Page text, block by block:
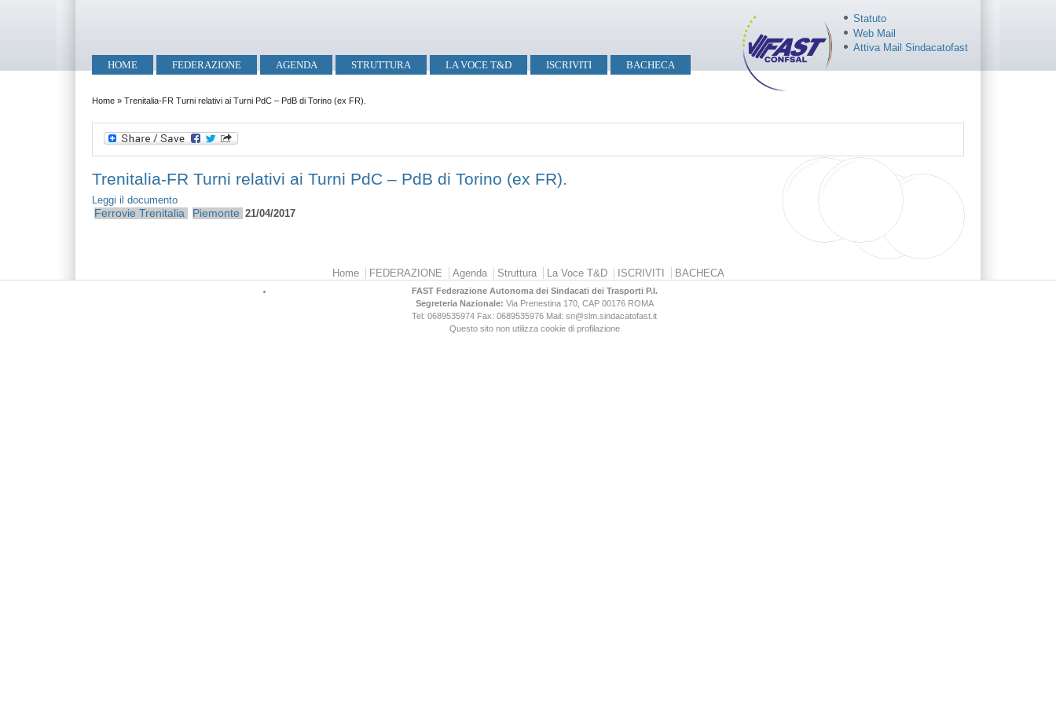
Statuto
Web Mail
Attiva Mail Sindacatofast
Menu principale
HOME FEDERAZIONE AGENDA STRUTTURA LA VOCE T&D ISCRIVITI
BACHECA
Tu sei qui
Home » Trenitalia-FR Turni relativi ai Turni PdC – PdB di Torino (ex FR).
Trenitalia-FR Turni relativi ai Turni PdC – PdB di Torino (ex FR).
Leggi il documento
Ferrovie Trenitalia Piemonte 21/04/2017
Home FEDERAZIONE Agenda Struttura La Voce T&D ISCRIVITI BACHECA
FAST Federazione Autonoma dei Sindacati dei Trasporti P.I.
Segreteria Nazionale: Via Prenestina 170, CAP 00176ROMA
Tel: 0689535974 Fax: 0689535976 Mail: sn@slm.sindacatofast.it
Questo sito non utilizza cookie di profilazione